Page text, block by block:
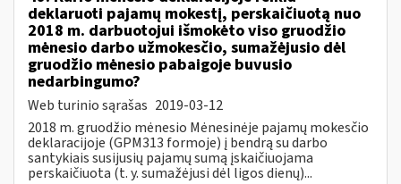
deklaruoti pajamų mokestį, perskaičiuotą nuo
2018 m. darbuotojui išmokėto viso gruodžio
mėnesio darbo užmokesčio, sumažėjusio dėl
gruodžio mėnesio pabaigoje buvusio
nedarbingumo?
Web turinio sąrašas 2019-03-12
2018 m. gruodžio mėnesio Mėnesinėje pajamų mokesčio
deklaracijoje (GPM313 formoje) į bendrą su darbo
santykiais susijusių pajamų sumą įskaičiuojama
perskaičiuota (t. y. sumažėjusi dėl ligos dienų)...